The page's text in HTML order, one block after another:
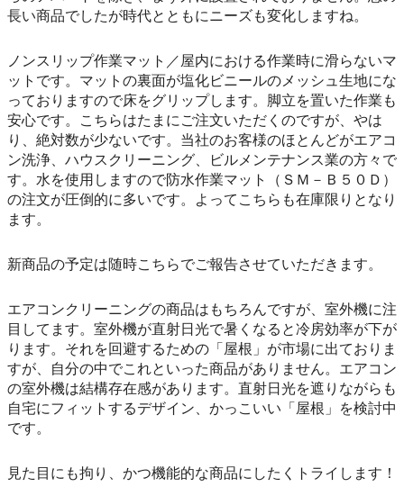
長い商品でしたが時代とともにニーズも変化しますね。
ノンスリップ作業マット／屋内における作業時に滑らないマ
ットです。マットの裏面が塩化ビニールのメッシュ生地にな
っておりますので床をグリップします。脚立を置いた作業も
安心です。こちらはたまにご注文いただくのですが、やは
り、絶対数が少ないです。当社のお客様のほとんどがエアコ
ン洗浄、ハウスクリーニング、ビルメンテナンス業の方々で
す。水を使用しますので防水作業マット（ＳＭ－Ｂ５０Ｄ）
の注文が圧倒的に多いです。よってこちらも在庫限りとなり
ます。
新商品の予定は随時こちらでご報告させていただきます。
エアコンクリーニングの商品はもちろんですが、室外機に注
目してます。室外機が直射日光で暑くなると冷房効率が下が
ります。それを回避するための「屋根」が市場に出ておりま
すが、自分の中でこれといった商品がありません。エアコン
の室外機は結構存在感があります。直射日光を遮りながらも
自宅にフィットするデザイン、かっこいい「屋根」を検討中
です。
見た目にも拘り、かつ機能的な商品にしたくトライします！